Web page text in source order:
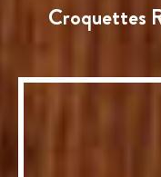
Croquettes